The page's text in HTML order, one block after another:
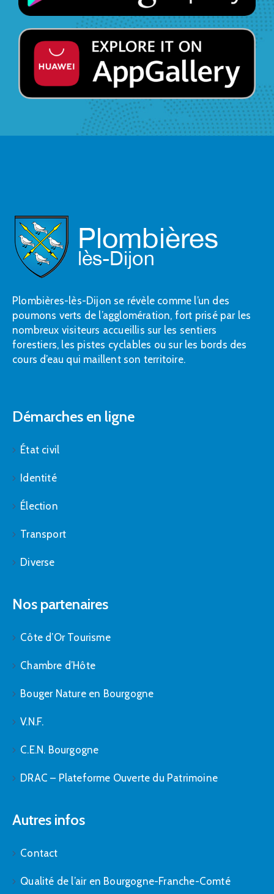
Plombières-lès-Dijon se révèle comme l’un des
poumons verts de l’agglomération, fort prisé par les
nombreux visiteurs accueillis sur les sentiers
forestiers, les pistes cyclables ou sur les bords des
cours d’eau qui maillent son territoire.
Démarches en ligne
État civil
Identité
Élection
Transport
Diverse
Nos partenaires
Côte d’Or Tourisme
Chambre d’Hôte
Bouger Nature en Bourgogne
V.N.F.
C.E.N. Bourgogne
DRAC – Plateforme Ouverte du Patrimoine
Autres infos
Contact
Qualité de l’air en Bourgogne-Franche-Comté